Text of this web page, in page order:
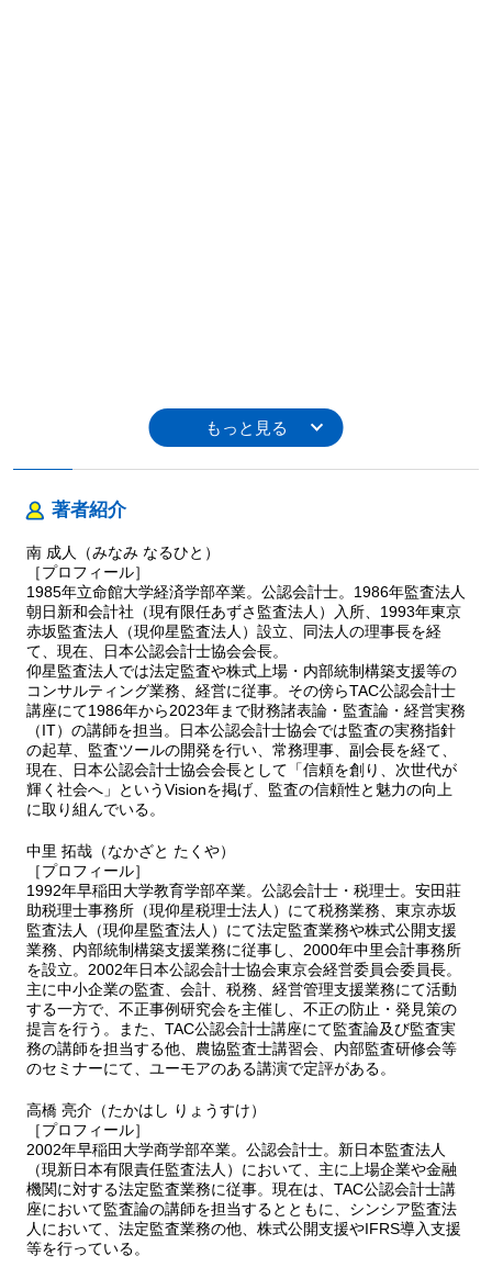
著者紹介
南 成人（みなみ なるひと）
［プロフィール］
1985年立命館大学経済学部卒業。公認会計士。1986年監査法人
朝日新和会計社（現有限任あずさ監査法人）入所、1993年東京
赤坂監査法人（現仰星監査法人）設立、同法人の理事長を経
て、現在、日本公認会計士協会会長。
仰星監査法人では法定監査や株式上場・内部統制構築支援等の
コンサルティング業務、経営に従事。その傍らTAC公認会計士
講座にて1986年から2023年まで財務諸表論・監査論・経営実務
（IT）の講師を担当。日本公認会計士協会では監査の実務指針
の起草、監査ツールの開発を行い、常務理事、副会長を経て、
現在、日本公認会計士協会会長として「信頼を創り、次世代が
輝く社会へ」というVisionを掲げ、監査の信頼性と魅力の向上
に取り組んでいる。
中里 拓哉（なかざと たくや）
［プロフィール］
1992年早稲田大学教育学部卒業。公認会計士・税理士。安田莊
助税理士事務所（現仰星税理士法人）にて税務業務、東京赤坂
監査法人（現仰星監査法人）にて法定監査業務や株式公開支援
業務、内部統制構築支援業務に従事し、2000年中里会計事務所
を設立。2002年日本公認会計士協会東京会経営委員会委員長。
主に中小企業の監査、会計、税務、経営管理支援業務にて活動
する一方で、不正事例研究会を主催し、不正の防止・発見策の
提言を行う。また、TAC公認会計士講座にて監査論及び監査実
務の講師を担当する他、農協監査士講習会、内部監査研修会等
のセミナーにて、ユーモアのある講演で定評がある。
高橋 亮介（たかはし りょうすけ）
［プロフィール］
2002年早稲田大学商学部卒業。公認会計士。新日本監査法人
（現新日本有限責任監査法人）において、主に上場企業や金融
機関に対する法定監査業務に従事。現在は、TAC公認会計士講
座において監査論の講師を担当するとともに、シンシア監査法
人において、法定監査業務の他、株式公開支援やIFRS導入支援
等を行っている。